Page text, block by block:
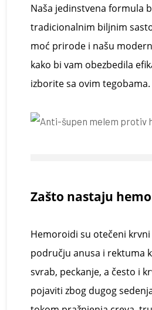
Naša jedinstvena formula
tradicionalnim biljnim
moć prirode i našu
kako bi vam obezbedila
izborite sa ovim tegobama.
Zašto nastaju h
Hemoroidi su otečeni
području anusa i rektuma
svrab, peckanje, a često i
pojaviti zbog dugog